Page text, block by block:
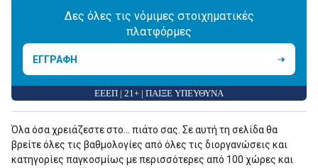
Δες όλες τις νόμιμες στοιχηματικές
πλατφόρμες
ΕΓΓΡΑΦΗ
ΕΕΕΠ | 21+ | ΠΑΙΞΕ ΥΠΕΥΘΥΝΑ
Όλα όσα χρειάζεστε στο... πιάτο σας. Σε αυτή τη σελίδα θα
βρείτε όλες τις βαθμολογίες από όλες τις διοργανώσεις και
κατηγορίες παγκοσμίως με περισσότερες από 100 χώρες και